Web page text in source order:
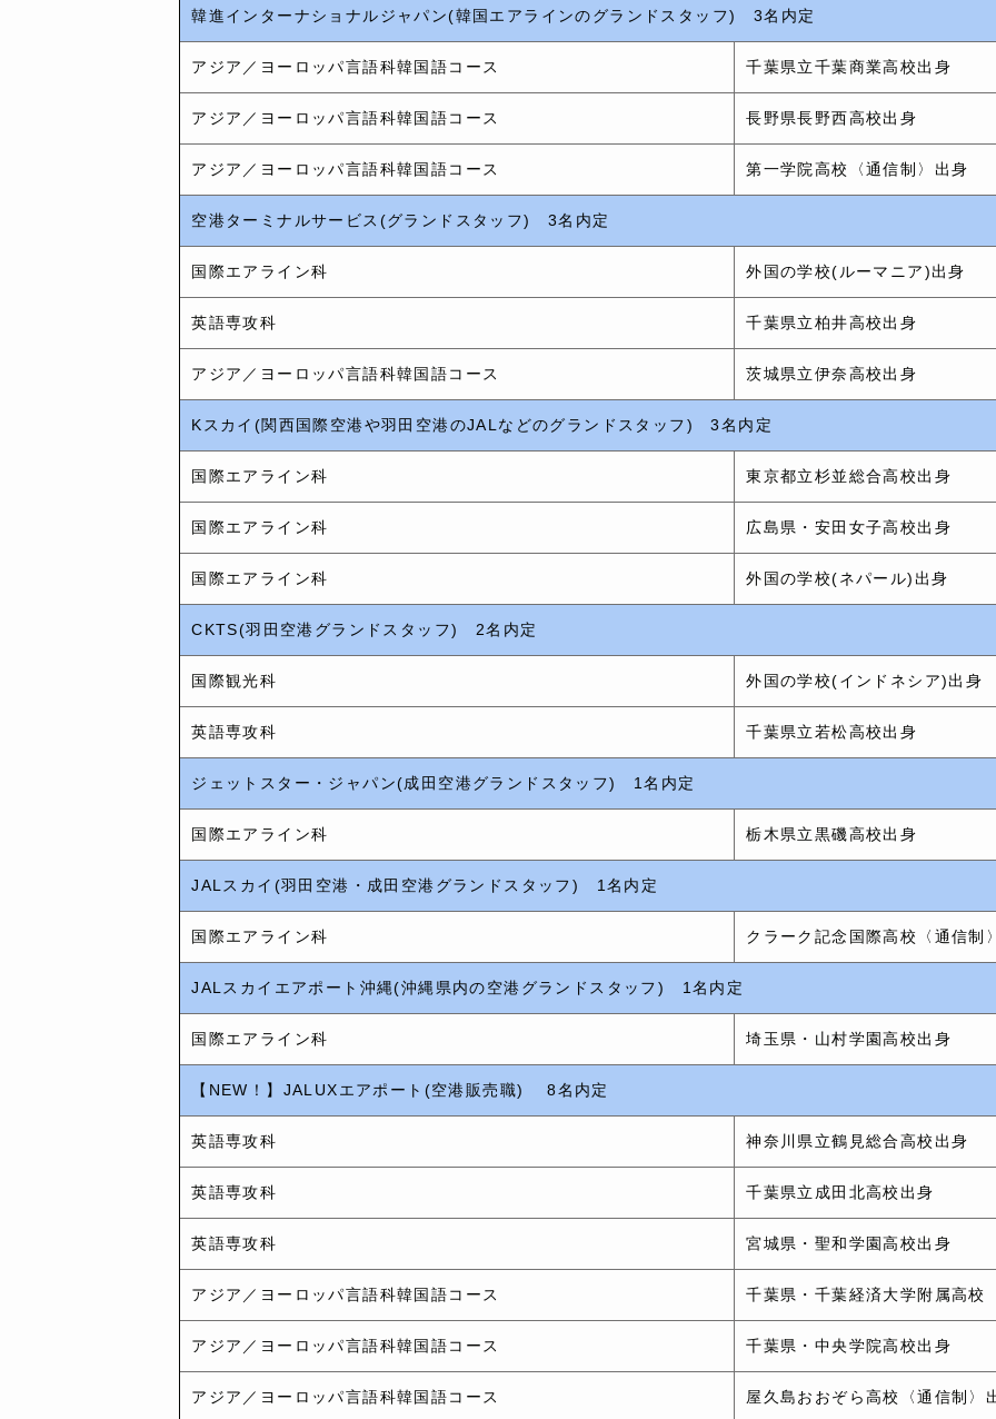
韓進インターナショナルジャパン(韓国エアラインのグランドスタッフ) 3名内定
アジア／ヨーロッパ言語科韓国語コース 千葉県立千葉商業高校出身
アジア／ヨーロッパ言語科韓国語コース 長野県長野西高校出身
アジア／ヨーロッパ言語科韓国語コース 第一学院高校〈通信制〉出身
空港ターミナルサービス(グランドスタッフ) 3名内定
国際エアライン科 外国の学校(ルーマニア)出身
英語専攻科 千葉県立柏井高校出身
アジア／ヨーロッパ言語科韓国語コース 茨城県立伊奈高校出身
Kスカイ(関西国際空港や羽田空港のJALなどのグランドスタッフ) 3名内定
国際エアライン科 東京都立杉並総合高校出身
国際エアライン科 広島県・安田女子高校出身
国際エアライン科 外国の学校(ネパール)出身
CKTS(羽田空港グランドスタッフ) 2名内定
国際観光科 外国の学校(インドネシア)出身
英語専攻科 千葉県立若松高校出身
ジェットスター・ジャパン(成田空港グランドスタッフ) 1名内定
国際エアライン科 栃木県立黒磯高校出身
JALスカイ(羽田空港・成田空港グランドスタッフ) 1名内定
国際エアライン科 クラーク記念国際高校〈通信制
JALスカイエアポート沖縄(沖縄県内の空港グランドスタッフ) 1名内定
国際エアライン科 埼玉県・山村学園高校出身
【NEW！】JALUXエアポート(空港販売職) 8名内定
英語専攻科 神奈川県立鶴見総合高校出身
英語専攻科 千葉県立成田北高校出身
英語専攻科 宮城県・聖和学園高校出身
アジア／ヨーロッパ言語科韓国語コース 千葉県・千葉経済大学附属高校
アジア／ヨーロッパ言語科韓国語コース 千葉県・中央学院高校出身
アジア／ヨーロッパ言語科韓国語コース 屋久島おおぞら高校〈通信制〉